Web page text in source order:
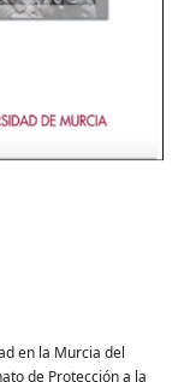
en la Murcia del
de Protección a la